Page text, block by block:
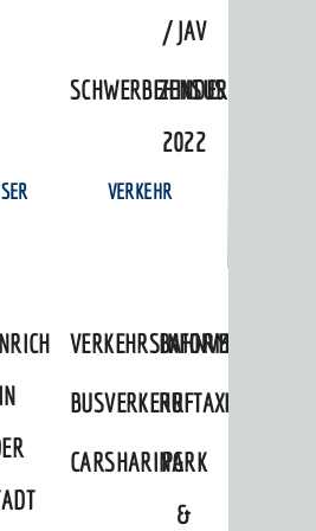
/ JAV
ZENSUS
2022
IN
VERKEHR
VERKEHRSINFORMATIONEN
BAHNVERKEHR
BUSVERKEHRRUFTAXI
CARSHARINGPARK
&